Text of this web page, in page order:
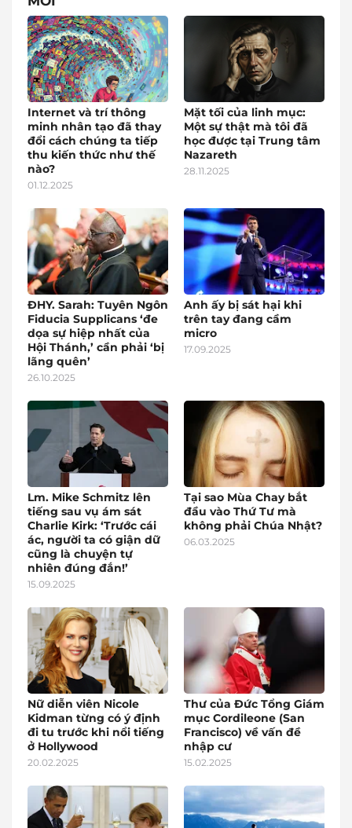
Internet và trí thông
minh nhân tạo đã thay
đổi cách chúng ta tiếp
thu kiến thức như thế
nào?
01.12.2025
Mặt tối của linh mục:
Một sự thật mà tôi đã
học được tại Trung tâm
Nazareth
28.11.2025
ĐHY. Sarah: Tuyên Ngôn
Fiducia Supplicans ‘đe
dọa sự hiệp nhất của
Hội Thánh,’ cần phải ‘bị
lãng quên’
26.10.2025
Anh ấy bị sát hại khi
trên tay đang cầm
micro
17.09.2025
Lm. Mike Schmitz lên
tiếng sau vụ ám sát
Charlie Kirk: ‘Trước cái
ác, người ta có giận dữ
cũng là chuyện tự
nhiên đúng đắn!’
15.09.2025
Tại sao Mùa Chay bắt
đầu vào Thứ Tư mà
không phải Chúa Nhật?
06.03.2025
Nữ diễn viên Nicole
Kidman từng có ý định
đi tu trước khi nổi tiếng
ở Hollywood
20.02.2025
Thư của Đức Tổng Giám
mục Cordileone (San
Francisco) về vấn đề
nhập cư
15.02.2025